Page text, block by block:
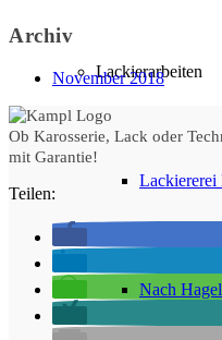
Lackierarbeiten
Lackiererei
Nach
Archiv
November 2018
Ob Karosserie, Lack oder
mit Garantie!
Teilen: